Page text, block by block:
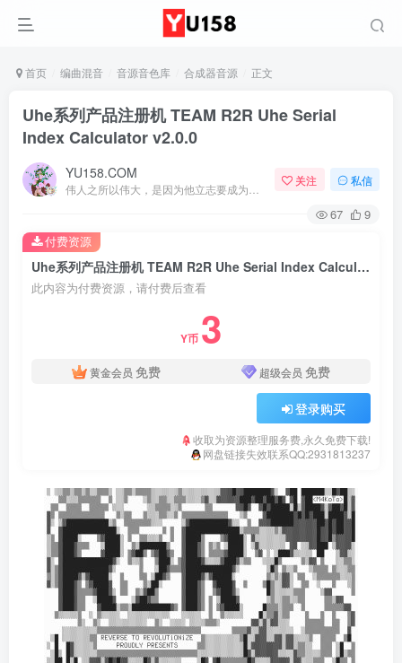
首页 编曲混音 音源音色库 合成器音源 正文
Uhe系列产品注册机 TEAM R2R Uhe Serial
Index Calculator v2.0.0
YU158.COM 关注 私信
67 9
Uhe系列产品注册机 TEAM R2R Uhe Serial Index Calculator v2.0.0
此内容为付费资源，请付费后查看
Y币 3
黄金会员 免费 超级会员 免费
登录购买
收取为资源整理服务费,永久免费下载!
网盘链接失效联系QQ:2931813237
付费资源